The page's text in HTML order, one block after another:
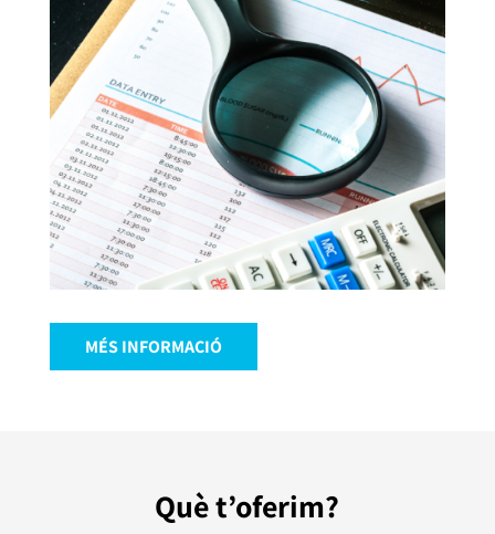
MÉS INFORMACIÓ
Què t’oferim?